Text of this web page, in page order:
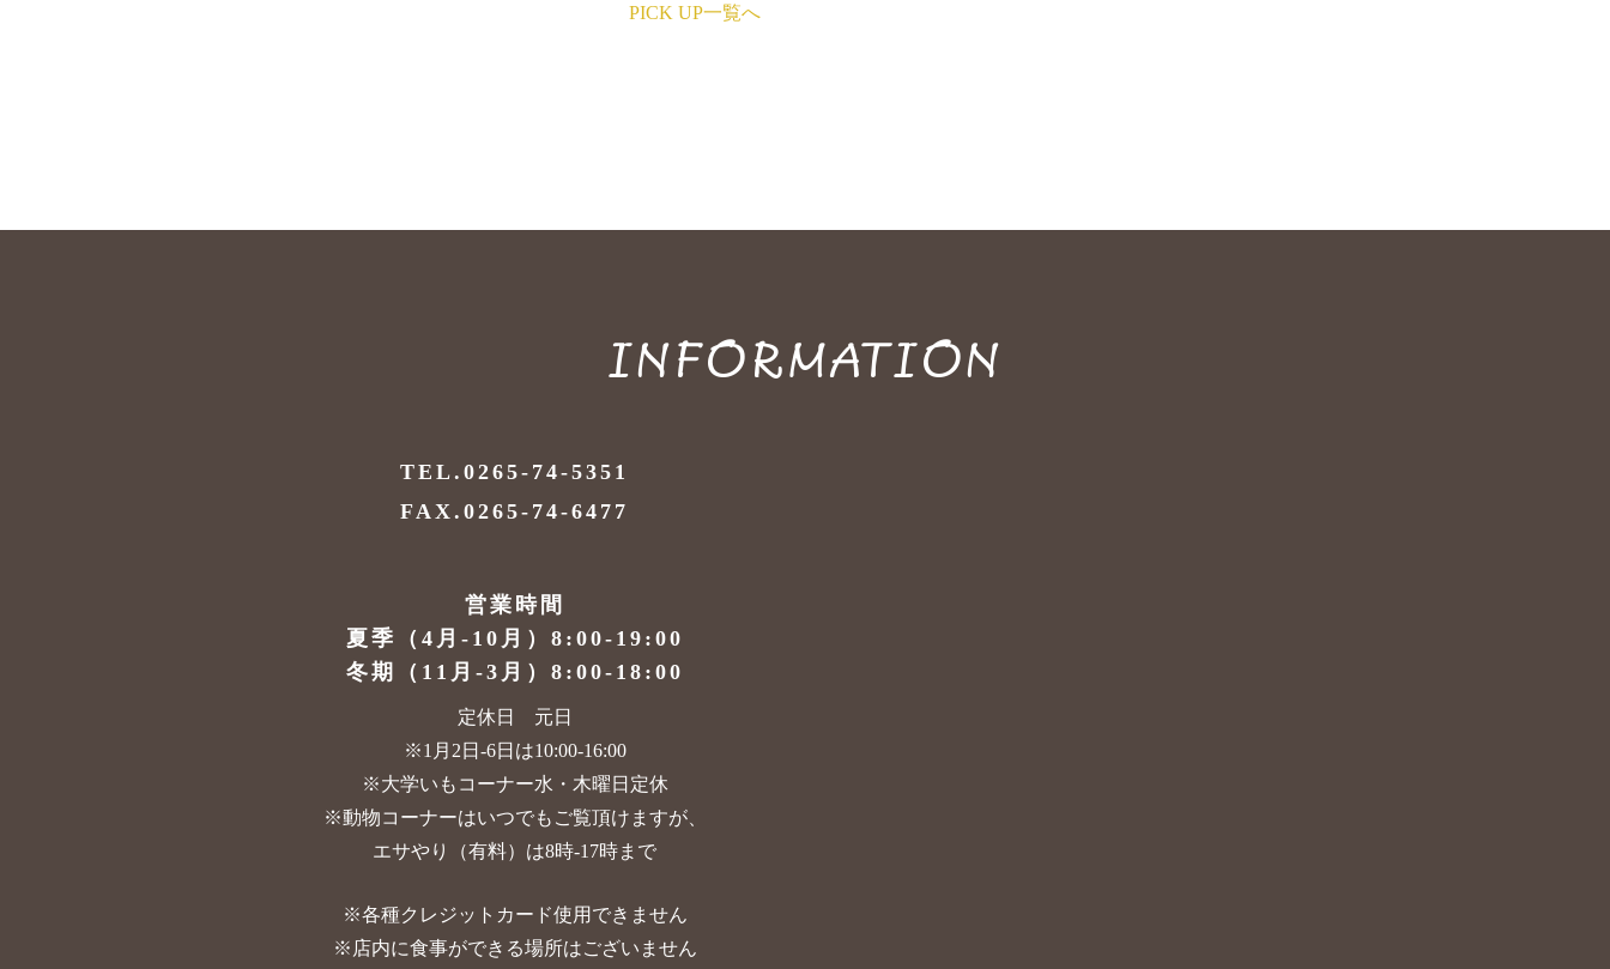
PICK UP一覧へ
INFORMATION
TEL.0265-74-5351
FAX.0265-74-6477
営業時間
夏季（4月-10月） 8:00-19:00
冬期（11月-3月） 8:00-18:00
定休日 元日
※1月2日-6日は10:00-16:00
※大学いもコーナー水・木曜日定休
※動物コーナーはいつでもご覧頂けますが、
エサやり（有料）は8時-17時まで
※各種クレジットカード使用できません
※店内に食事ができる場所はございません